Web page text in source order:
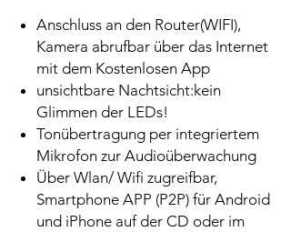
Anschluss an den Router(WIFI),
Kamera abrufbar über das Internet
mit dem Kostenlosen App
unsichtbare Nachtsicht:kein
Glimmen der LEDs!
Tonübertragung per integriertem
Mikrofon zur Audioüberwachung
Über Wlan/ Wifi zugreifbar,
Smartphone APP (P2P) für Android
und iPhone auf der CD oder im